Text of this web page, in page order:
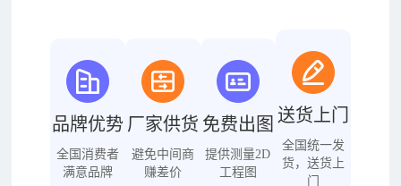
品牌优势
全国消费者
满意品牌
厂家供货
避免中间商
赚差价
免费出图
提供测量2D
工程图
送货上门
全国统一发
货，送货上
门